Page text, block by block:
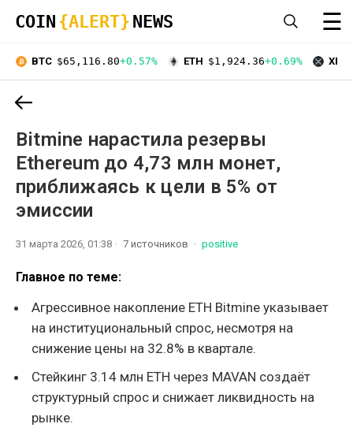
COIN {ALERT} NEWS ☰
BTC $65,116.80+0.57% ETH $1,924.36+0.69% XRP
Bitmine нарастила резервы
Ethereum до 4,73 млн монет,
приближаясь к цели в 5% от
эмиссии
31 марта 2026, 01:38 7 источников positive
Главное по теме:
Агрессивное накопление ETH Bitmine указывает
на институциональный спрос, несмотря на
снижение цены на 32.8% в квартале.
Стейкинг 3.14 млн ETH через MAVAN создаёт
структурный спрос и снижает ликвидность на
рынке.